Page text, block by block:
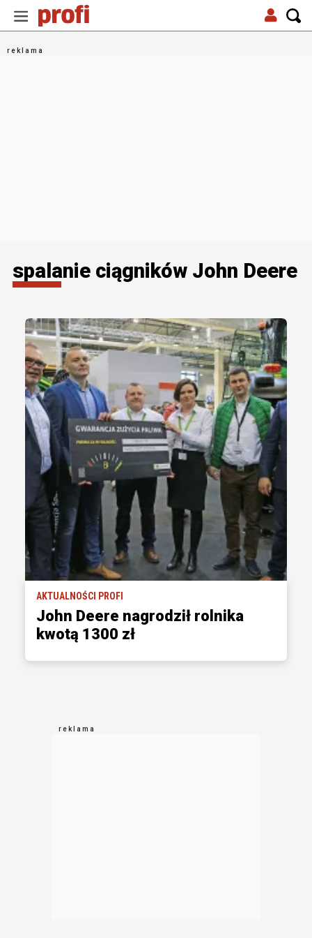
spalanie ciągników John Deere
AKTUALNOŚCI PROFI
John Deere nagrodził rolnika
kwotą 1300 zł